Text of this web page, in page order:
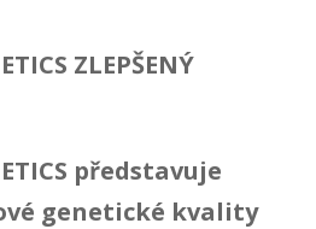
ZLEPŠENÝ
představuje
genetické kvality